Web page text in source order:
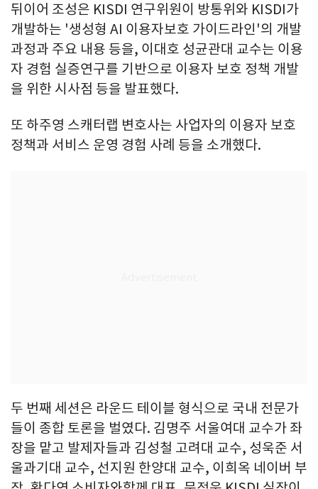
뒤이어 조성은 KISDI 연구위원이 방통위와 KISDI가
개발하는 '생성형 AI 이용자보호 가이드라인'의 개발
과정과 주요 내용 등을, 이대호 성균관대 교수는 이용
자 경험 실증연구를 기반으로 이용자 보호 정책 개발
을 위한 시사점 등을 발표했다.
또 하주영 스캐터랩 변호사는 사업자의 이용자 보호
정책과 서비스 운영 경험 사례 등을 소개했다.
두 번째 세션은 라운드 테이블 형식으로 국내 전문가
들이 종합 토론을 벌였다. 김명주 서울여대 교수가 좌
장을 맡고 발제자들과 김성철 고려대 교수, 성욱준 서
울과기대 교수, 선지원 한양대 교수, 이희옥 네이버 부